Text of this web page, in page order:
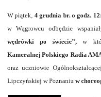
W piątek, 4 grudnia br. o godz.
w Wągrowcu odbędzie
wędrówki po świecie”, w
Kameralnej Polskiego Radia
oraz uczniowie
Lipczyńskiej w Poznaniu w